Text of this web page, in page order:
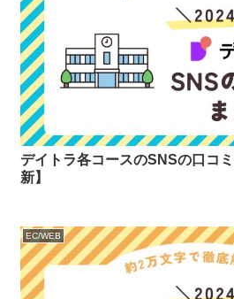
デイトラ各コースのSNSの口コ
新】
EC/WEB